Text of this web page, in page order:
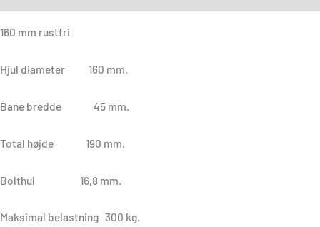
160 mm rustfri
Hjul diameter 160 mm.
Bane bredde 45 mm.
Total højde 190 mm.
Bolthul 16,8 mm.
Maksimal belastning 300 kg.